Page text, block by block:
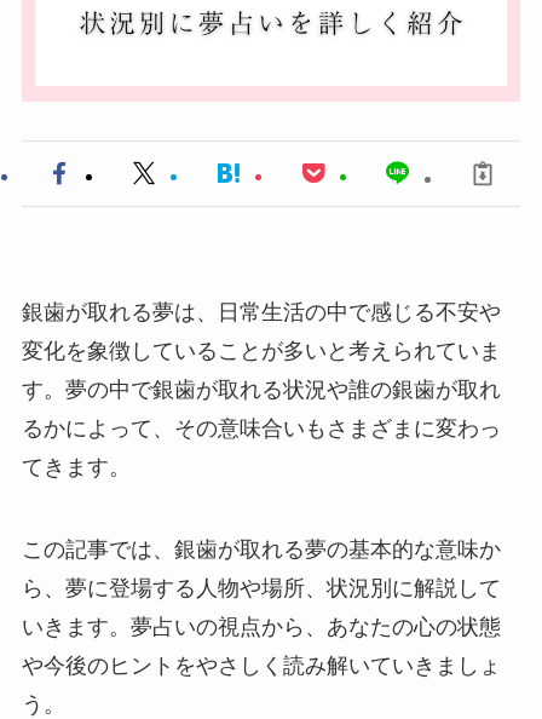
銀歯が取れる夢は、日常生活の中で感じる不安や
変化を象徴していることが多いと考えられていま
す。夢の中で銀歯が取れる状況や誰の銀歯が取れ
るかによって、その意味合いもさまざまに変わっ
てきます。
この記事では、銀歯が取れる夢の基本的な意味か
ら、夢に登場する人物や場所、状況別に解説して
いきます。夢占いの視点から、あなたの心の状態
や今後のヒントをやさしく読み解いていきましょ
う。